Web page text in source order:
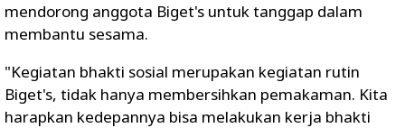
mendorong anggota Biget's untuk tanggap dalam
membantu sesama.
"Kegiatan bhakti sosial merupakan kegiatan rutin
Biget's, tidak hanya membersihkan pemakaman. Kita
harapkan kedepannya bisa melakukan kerja bhakti